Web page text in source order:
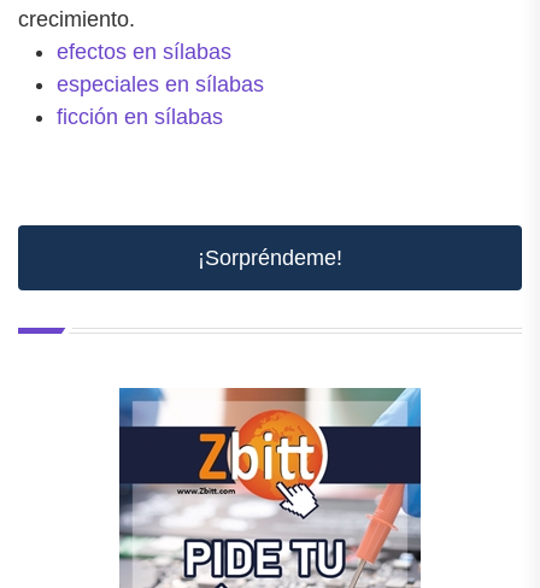
crecimiento.
efectos en sílabas
especiales en sílabas
ficción en sílabas
¡Sorpréndeme!